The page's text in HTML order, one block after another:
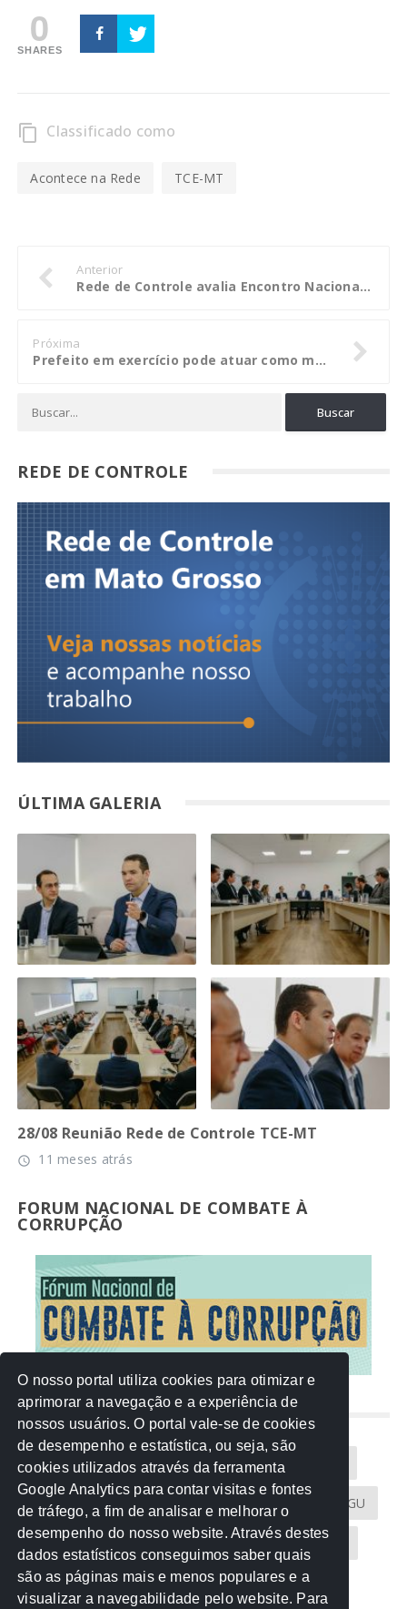
0
SHARES
content_copy Classificado como
Acontece na Rede TCE-MT
Anterior
Rede de Controle avalia Encontro Nacional sobre Combate à Corrupção
Próxima
Prefeito em exercício pode atuar como médico na iniciativa privada
REDE DE CONTROLE
ÚLTIMA GALERIA
28/08 Reunião Rede de Controle TCE-MT
access_time 11 meses atrás
FORUM NACIONAL DE COMBATE À
CORRUPÇÃO
NUVEM DE TAGS
Acontece na Rede AGU AMM
Atricon Audicom CAU-MT CGU
CREA-MT Eventos MPC-MT MPE-MT
MPF Notícias PF PGE-MT PGR
O nosso portal utiliza cookies para otimizar e
aprimorar a navegação e a experiência de
nossos usuários. O portal vale-se de cookies
de desempenho e estatística, ou seja, são
cookies utilizados através da ferramenta
Google Analytics para contar visitas e fontes
de tráfego, a fim de analisar e melhorar o
desempenho do nosso website. Através destes
dados estatísticos conseguimos saber quais
são as páginas mais e menos populares e a
visualizar a navegabilidade pelo website. Para